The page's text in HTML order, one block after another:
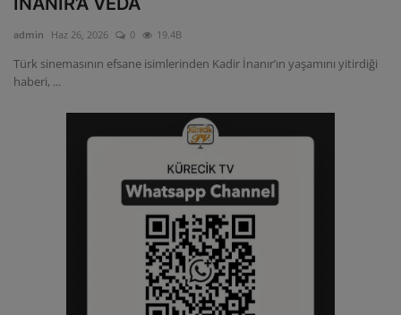
ULUSLARARASI
SAĞLIK VE YAŞAM TARZI
admin Haz 26, 2026 0 19.4B
Türk sinemasının efsane isimlerinden Kadir İnanır’ın yaşamını yitirdiği
haberi, ...